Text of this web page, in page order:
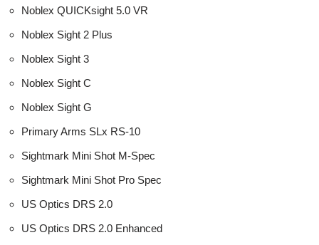
Noblex QUICKsight 5.0 VR
Noblex Sight 2 Plus
Noblex Sight 3
Noblex Sight C
Noblex Sight G
Primary Arms SLx RS-10
Sightmark Mini Shot M-Spec
Sightmark Mini Shot Pro Spec
US Optics DRS 2.0
US Optics DRS 2.0 Enhanced